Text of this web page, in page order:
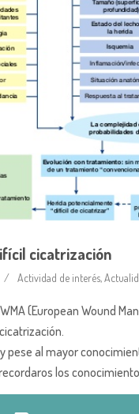
cicatrización
Actividad de interés,
(European Wound
pese al mayor
los